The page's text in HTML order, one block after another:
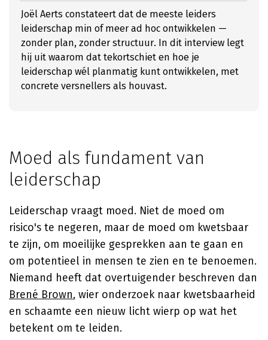
Joël Aerts constateert dat de meeste leiders
leiderschap min of meer ad hoc ontwikkelen —
zonder plan, zonder structuur. In dit interview legt
hij uit waarom dat tekortschiet en hoe je
leiderschap wél planmatig kunt ontwikkelen, met
concrete versnellers als houvast.
Moed als fundament van
leiderschap
Leiderschap vraagt moed. Niet de moed om
risico's te negeren, maar de moed om kwetsbaar
te zijn, om moeilijke gesprekken aan te gaan en
om potentieel in mensen te zien en te benoemen.
Niemand heeft dat overtuigender beschreven dan
Brené Brown, wier onderzoek naar kwetsbaarheid
en schaamte een nieuw licht wierp op wat het
betekent om te leiden.